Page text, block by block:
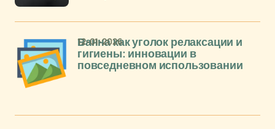
Ванна как уголок релаксации и
гигиены: инновации в
повседневном использовании
12-01-2026